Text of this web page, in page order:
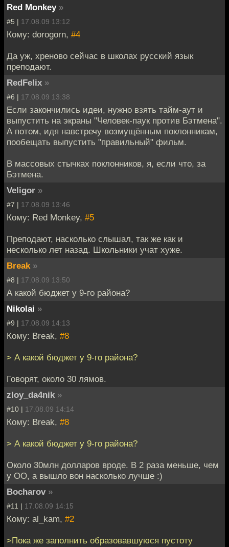
Red Monkey »
#5 | 17.08.09 13:12
Кому: dorogorn, #4
Да уж, хреново сейчас в школах русский язык
преподают.
RedFelix »
#6 | 17.08.09 13:38
Если закончились идеи, нужно взять тайм-аут и
выпустить на экраны "Человек-паук против Бэтмена".
А потом, идя навстречу возмущённым поклонникам,
пообещать выпустить "правильный" фильм.
В массовых стычках поклонников, я, если что, за
Бэтмена.
Veligor »
#7 | 17.08.09 13:46
Кому: Red Monkey, #5
Преподают, насколько слышал, так же как и
несколько лет назад. Школьники учат хуже.
Break »
#8 | 17.08.09 13:50
А какой бюджет у 9-го района?
Nikolai »
#9 | 17.08.09 14:13
Кому: Break, #8
> А какой бюджет у 9-го района?
Говорят, около 30 лямов.
zloy_da4nik »
#10 | 17.08.09 14:14
Кому: Break, #8
> А какой бюджет у 9-го района?
Около 30млн долларов вроде. В 2 раза меньше, чем
у ОО, а вышло вон насколько лучше :)
Bocharov »
#11 | 17.08.09 14:15
Кому: al_kam, #2
>Пока же заполнить образовавшуюся пустоту